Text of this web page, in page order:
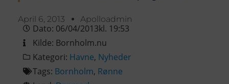
April 6, 2013 Apolloadmin
Dato: 06/04/2013kl. 19:53
Kilde: Bornholm.nu
Kategori: Havne, Nyheder
Tags: Bornholm, Rønne